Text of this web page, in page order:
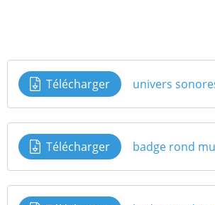
Télécharger univers
Télécharger badge rond